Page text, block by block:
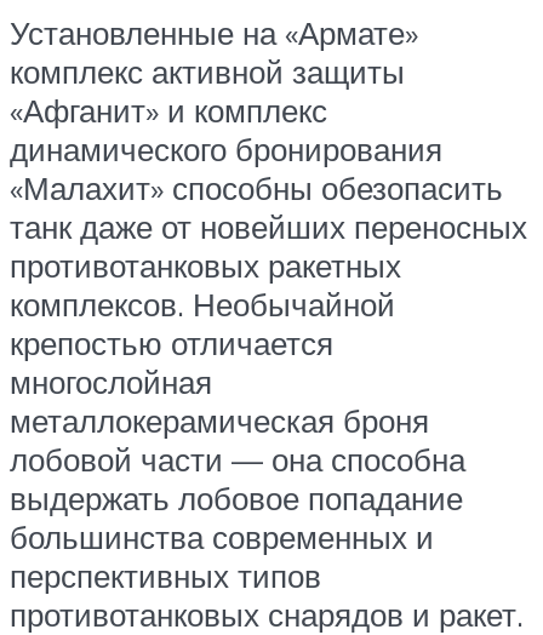
Установленные на «Армате»
комплекс активной защиты
«Афганит» и комплекс
динамического бронирования
«Малахит» способны обезопасить
танк даже от новейших переносных
противотанковых ракетных
комплексов. Необычайной
крепостью отличается
многослойная
металлокерамическая броня
лобовой части — она способна
выдержать лобовое попадание
большинства современных и
перспективных типов
противотанковых снарядов и ракет.